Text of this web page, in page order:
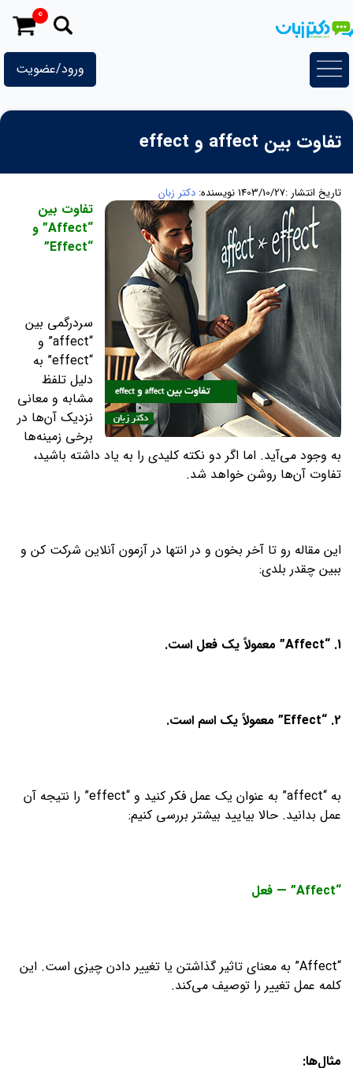
به
ورود/عضویت
0
تفاوت بین affect و effect
تاریخ انتشار :1403/10/27 نویسنده: دکتر زبان
تفاوت بین
“Affect”
و
“Effect”
سردرگمی بین
“affect” و
“effect” به
دلیل تلفظ
مشابه و معانی
نزدیک آن‌ها در
برخی زمینه‌ها
به وجود می‌آید. اما اگر دو نکته کلیدی را به یاد داشته باشید،
تفاوت آن‌ها روشن خواهد شد.
این مقاله رو تا آخر بخون و در انتها در آزمون آنلاین شرکت کن و
ببین چقدر بلدی:
1. “Affect” معمولاً یک فعل است.
2. “Effect” معمولاً یک اسم است.
به “affect” به عنوان یک عمل فکر کنید و “effect” را نتیجه آن
عمل بدانید. حالا بیایید بیشتر بررسی کنیم:
“Affect” — فعل
“Affect” به معنای تاثیر گذاشتن یا تغییر دادن چیزی است. این
کلمه عمل تغییر را توصیف می‌کند.
مثال‌ها: